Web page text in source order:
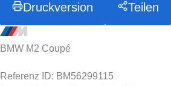
Druckversion Teilen
BMW M2 Coupé
Referenz ID: BM56299115